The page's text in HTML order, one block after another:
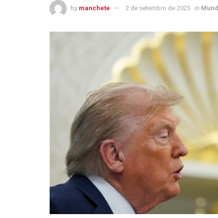
by manchete 2 de setembro de 2025 in